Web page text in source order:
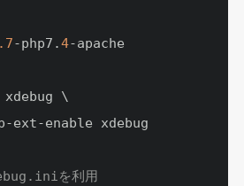
-php7.4-apache
\
を利用